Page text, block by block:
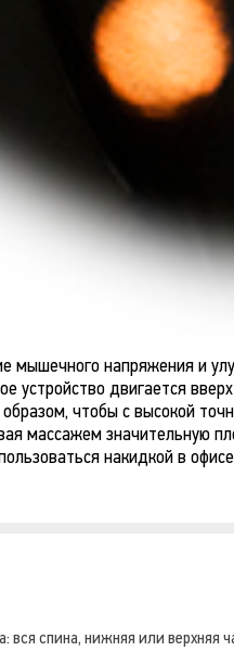
мышечного напряжения и
устройство двигается
чтобы с высокой
массажем значительную
накидкой в
спина, нижняя или верхняя